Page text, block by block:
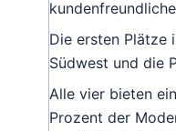
Die ersten Plätze
Südwest und die
Alle vier bieten
Prozent der